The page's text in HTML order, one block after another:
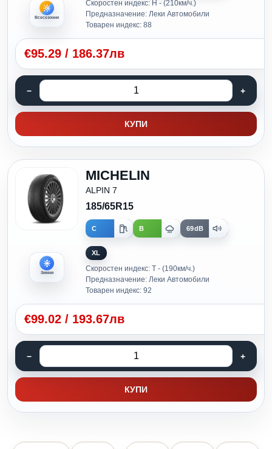
Всесезонни
Скоростен индекс: H - (210км/ч.)
Предназначение: Леки Автомобили
Товарен индекс: 88
€95.29 / 186.37лв
КУПИ
Зимни
MICHELIN
ALPIN 7
185/65R15
C B 69dB
XL
Скоростен индекс: T - (190км/ч.)
Предназначение: Леки Автомобили
Товарен индекс: 92
€99.02 / 193.67лв
КУПИ